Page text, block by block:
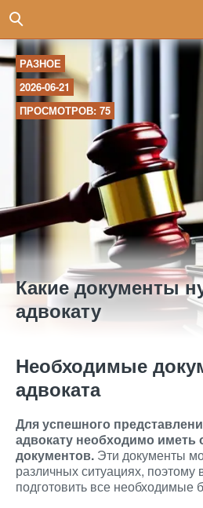
РАЗНОЕ
2026-06-21
ПРОСМОТРОВ: 75
Какие документы
адвокату
Необходимые
адвоката
Для успешного
адвокату необходимо иметь
документов. Эти документы
различных ситуациях, поэтому
подготовить все необходимые